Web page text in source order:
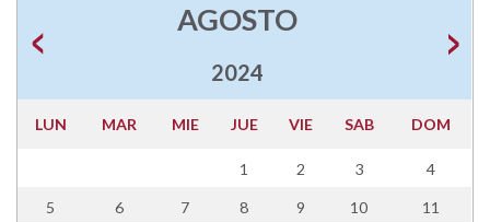
AGOSTO
2024
LUN MAR MIE JUE VIE SAB DOM
1 2 3 4
5 6 7 8 9 10 11